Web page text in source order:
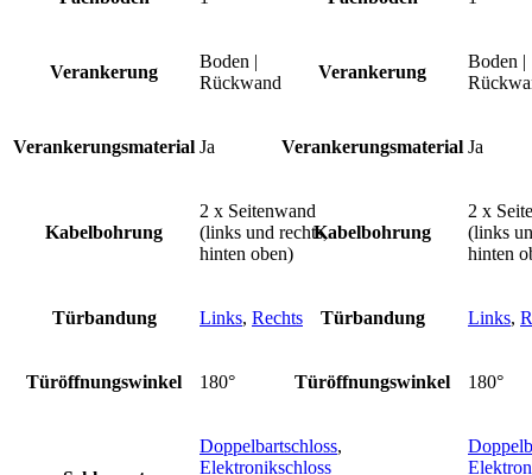
Verankerung
Boden |
Rückwand
Verankerungsmaterial Ja
Kabelbohrung
2 x Seitenwand
(links und rechts,
hinten oben)
Türbandung Links, Rechts
Türöffnungswinkel 180°
Doppelbartschloss,
Elektronikschloss
Verankerung
Boden |
Verankerungsmaterial Ja
Kabelbohrung
2 x
(links
hinten
Türbandung Links,
Türöffnungswinkel 180°